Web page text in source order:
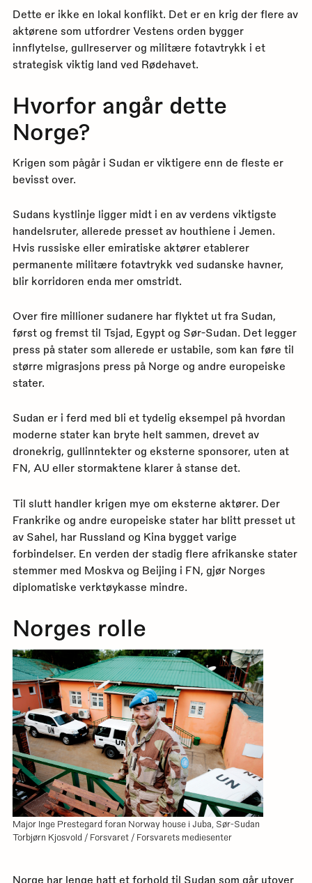
Dette er ikke en lokal konflikt. Det er en krig der flere av
aktørene som utfordrer Vestens orden bygger
innflytelse, gullreserver og militære fotavtrykk i et
strategisk viktig land ved Rødehavet.
Hvorfor angår dette
Norge?
Krigen som pågår i Sudan er viktigere enn de fleste er
bevisst over.
Sudans kystlinje ligger midt i en av verdens viktigste
handelsruter, allerede presset av houthiene i Jemen.
Hvis russiske eller emiratiske aktører etablerer
permanente militære fotavtrykk ved sudanske havner,
blir korridoren enda mer omstridt.
Over fire millioner sudanere har flyktet ut fra Sudan,
først og fremst til Tsjad, Egypt og Sør-Sudan. Det legger
press på stater som allerede er ustabile, som kan føre til
større migrasjons press på Norge og andre europeiske
stater.
Sudan er i ferd med bli et tydelig eksempel på hvordan
moderne stater kan bryte helt sammen, drevet av
dronekrig, gullinntekter og eksterne sponsorer, uten at
FN, AU eller stormaktene klarer å stanse det.
Til slutt handler krigen mye om eksterne aktører. Der
Frankrike og andre europeiske stater har blitt presset ut
av Sahel, har Russland og Kina bygget varige
forbindelser. En verden der stadig flere afrikanske stater
stemmer med Moskva og Beijing i FN, gjør Norges
diplomatiske verktøykasse mindre.
Norges rolle
Major Inge Prestegard foran Norway house i Juba, Sør-Sudan
Torbjørn Kjosvold / Forsvaret / Forsvarets mediesenter
Norge har lenge hatt et forhold til Sudan som går utover